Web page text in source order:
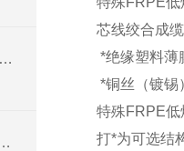
低烟无卤聚烯仪表电缆的特点及应用领域
缆应用场景及选型注意事项
芯线绞合成缆
*绝缘塑料薄
*铜丝（镀锡
特殊FRPE
打*为可选结